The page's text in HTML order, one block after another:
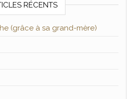
RÉCENTS
(grâce à sa grand-mère)